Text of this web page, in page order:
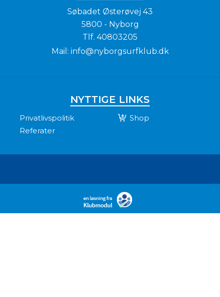
Søbadet Østerøvej 43
5800 - Nyborg
Tlf. 40803205
Mail: info@nyborgsurfklub.dk
NYTTIGE LINKS
Privatlivspolitik
Shop
Referater